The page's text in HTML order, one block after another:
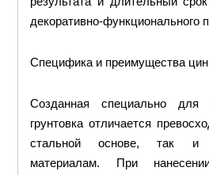
декоративно-функционального
Специфика и преимущества
Созданная специально
грунтовка отличается
стальной основе, так и
материалам. При